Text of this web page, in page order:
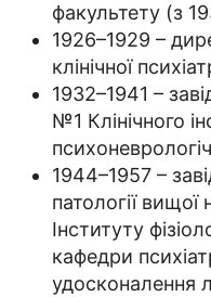
факультету (з
1926–1929 –
клінічної
1932–1941 –
№1 Клінічного
1944–1957 –
патології вищої
Інституту
кафедри
удосконалення